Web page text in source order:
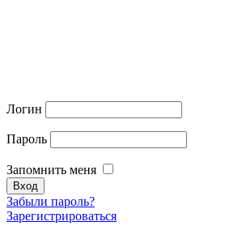
Логин
Пароль
Запомнить меня
Забыли пароль?
Зарегистрироваться